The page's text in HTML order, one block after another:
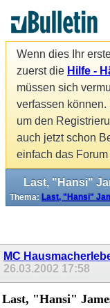
Wenn dies Ihr
zuerst die Hilfe -
müssen sich
verfassen
um den
auch jetzt schon
einfach das
Last, "Hansi"
Thema: Last, "Hansi"
MC
26.03.2002 17:58
Last, "Hansi"